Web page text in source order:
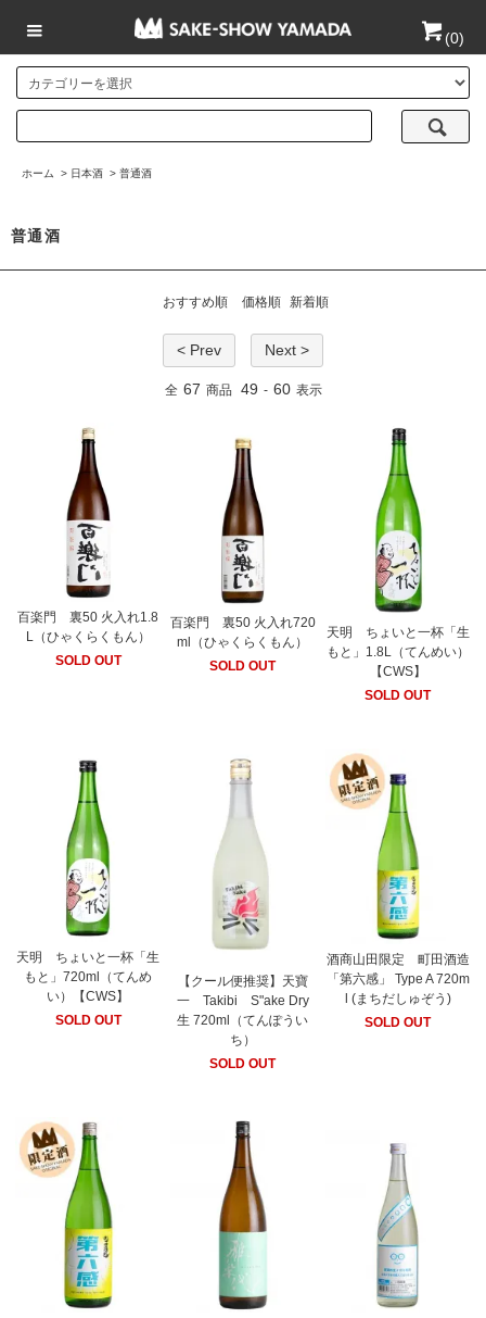
(0)
ホーム > 日本酒 > 普通酒
普通酒
おすすめ順 価格順 新着順
< Prev Next >
全 67 商品 49 - 60 表示
百楽門 裏50 火入れ1.8
L（ひゃくらくもん）
SOLD OUT
百楽門 裏50 火入れ720
ml（ひゃくらくもん）
SOLD OUT
天明 ちょいと一杯「生
もと」1.8L（てんめい）
【CWS】
SOLD OUT
天明 ちょいと一杯「生
もと」720ml（てんめ
い）【CWS】
SOLD OUT
【クール便推奨】天寶
一 Takibi S"ake Dry
生 720ml（てんぽうい
ち）
SOLD OUT
酒商山田限定 町田酒造
「第六感」 Type A 720m
l (まちだしゅぞう)
SOLD OUT